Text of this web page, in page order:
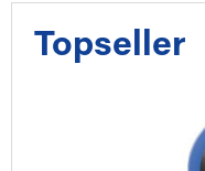
Topseller